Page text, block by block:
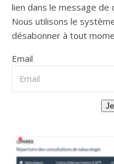
lien dans le message de
Nous utilisons le
désabonner à tout
Email